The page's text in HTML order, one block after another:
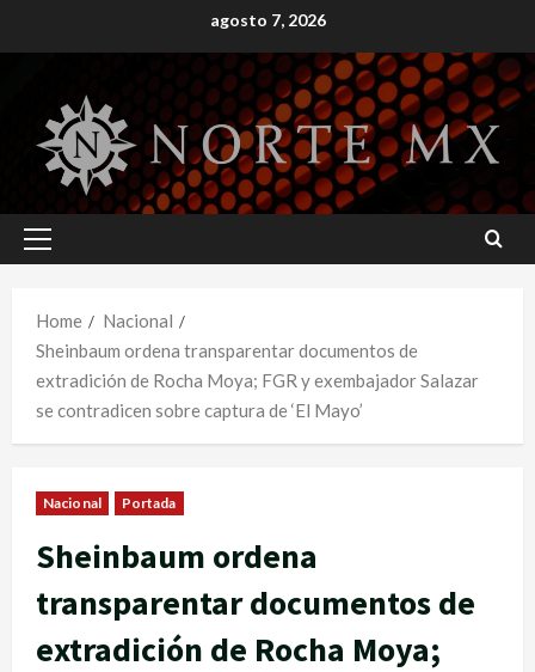
to
agosto 7, 2026
Primary
Home
Nacional
Sheinbaum ordena transparentar documentos de
extradición de Rocha Moya; FGR y exembajador Salazar
se contradicen sobre captura de ‘El Mayo’
Nacional Portada
Sheinbaum ordena
transparentar documentos de
extradición de Rocha Moya;